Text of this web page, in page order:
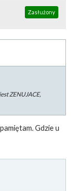
Zasłużony
ZENUJACE,
Gdzie u